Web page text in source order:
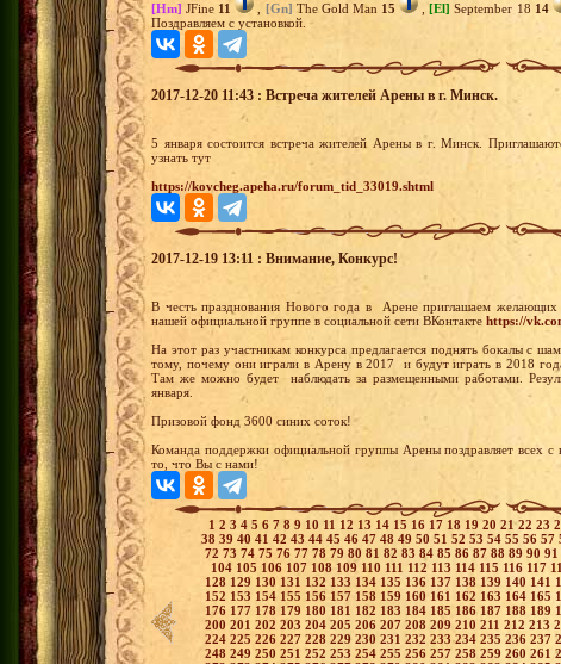
[Hm] JFine 11 [Gn] The Gold Man 15 ,[El] September 18 14
Поздравляем с установкой.
2017-12-20 11:43 : Встреча жителей Арены в г. Минск.
5 января состоится встреча жителей Арены в г. Минск.
узнать тут
https://kovcheg.apeha.ru/forum_tid_33019.shtml
2017-12-19 13:11 : Внимание, Конкурс!
В честь празднования Нового года в Арене приглашаем желающих
нашей официальной группе в социальной сети ВКонтакте https://
На этот раз участникам конкурса предлагается поднять бокалы с
тому, почему они играли в Арену в 2017 и будут играть в 2018
Там же можно будет наблюдать за размещенными работами.
января.
Призовой фонд 3600 синих соток!
Команда поддержки официальной группы Арены поздравляет
то, что Вы с нами!
1 2 3 4 5 6 7 8 9 10 11 12 13 14 15 16 17 18 19 20 2122 23
38 39 40 41 42 43 44 45 46 47 48 49 50 51 52 53 54 55 56 57
72 73 74 75 76 77 78 79 80 81 82 83 84 85 86 87 88 89 90 91
104 105 106 107 108 109 110 111 112 113 114 115 116 117
128 129 130 131 132 133 134 135 136 137 138 139 140 141
152 153 154 155 156 157 158 159 160 161 162 163 164 165
176 177 178 179 180 181 182 183 184 185 186 187 188 189
200 201 202 203 204 205 206 207 208 209 210 211 212 213
224 225 226 227 228 229 230 231 232 233234 235 236 237
248 249 250 251 252 253 254 255 256 257 258 259 260 261